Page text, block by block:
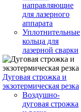
направляющие
для лазерного
аппарата
Уплотнительные
кольца для
лазерной сварки
Дуговая строжка и
экзотермическая резка
Воздушно-
дуговая строжка